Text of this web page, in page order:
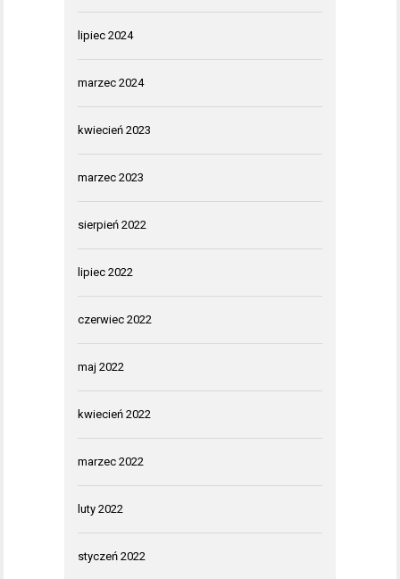
lipiec 2024
marzec 2024
kwiecień 2023
marzec 2023
sierpień 2022
lipiec 2022
czerwiec 2022
maj 2022
kwiecień 2022
marzec 2022
luty 2022
styczeń 2022